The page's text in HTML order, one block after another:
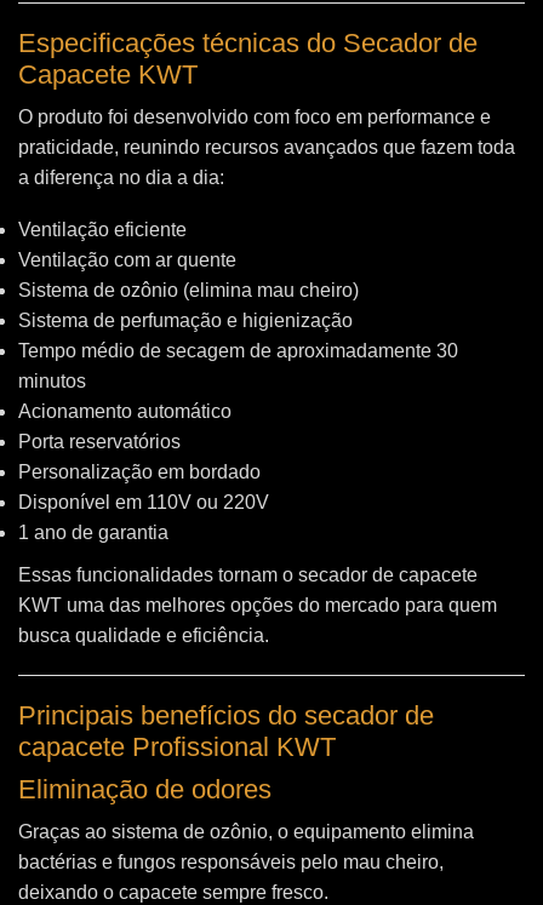
Especificações técnicas do Secador de
Capacete KWT
O produto foi desenvolvido com foco em performance e
praticidade, reunindo recursos avançados que fazem toda
a diferença no dia a dia:
Ventilação eficiente
Ventilação com ar quente
Sistema de ozônio (elimina mau cheiro)
Sistema de perfumação e higienização
Tempo médio de secagem de aproximadamente 30
minutos
Acionamento automático
Porta reservatórios
Personalização em bordado
Disponível em 110V ou 220V
1 ano de garantia
Essas funcionalidades tornam o secador de capacete
KWT uma das melhores opções do mercado para quem
busca qualidade e eficiência.
Principais benefícios do secador de
capacete Profissional KWT
Eliminação de odores
Graças ao sistema de ozônio, o equipamento elimina
bactérias e fungos responsáveis pelo mau cheiro,
deixando o capacete sempre fresco.